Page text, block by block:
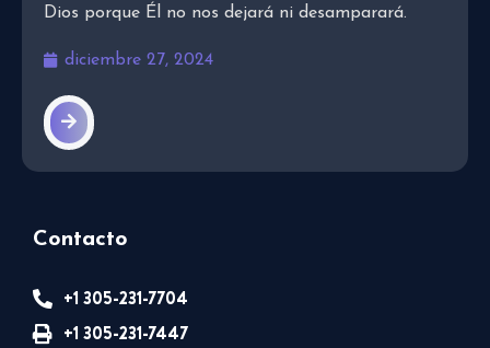
Dios porque Él no nos dejará ni desamparará.
diciembre 27, 2024
Contacto
+1 305-231-7704
+1 305-231-7447